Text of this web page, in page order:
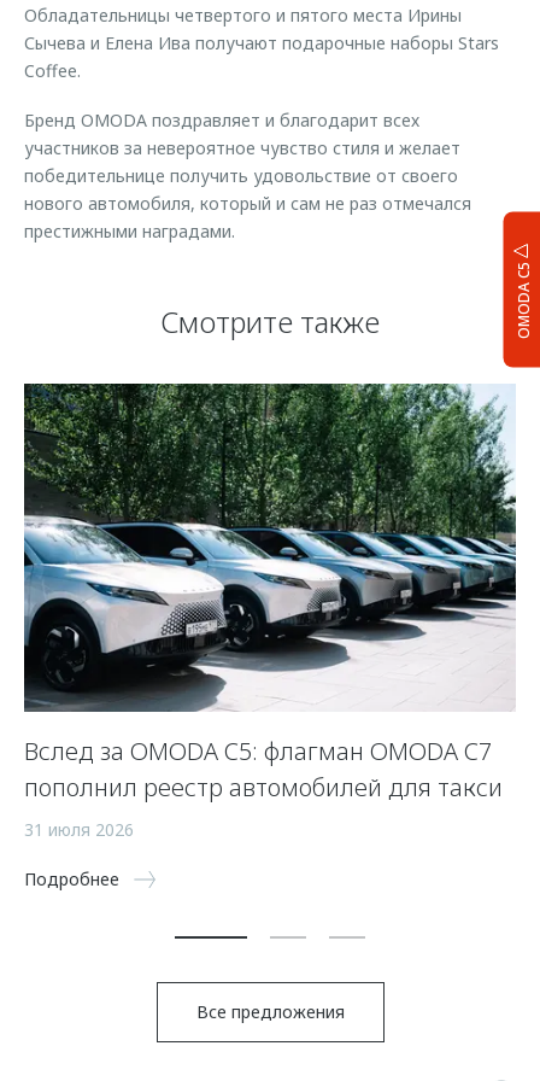
OMODA C5
Обладательницы четвертого и пятого места Ирины
Сычева и Елена Ива получают подарочные наборы Stars
Coffee.
Бренд OMODA поздравляет и благодарит всех
участников за невероятное чувство стиля и желает
победительнице получить удовольствие от своего
нового автомобиля, который и сам не раз отмечался
престижными наградами.
Смотрите также
Вслед за OMODA C5: флагман OMODA C7
пополнил реестр автомобилей для такси
31 июля 2026
Подробнее
Все предложения